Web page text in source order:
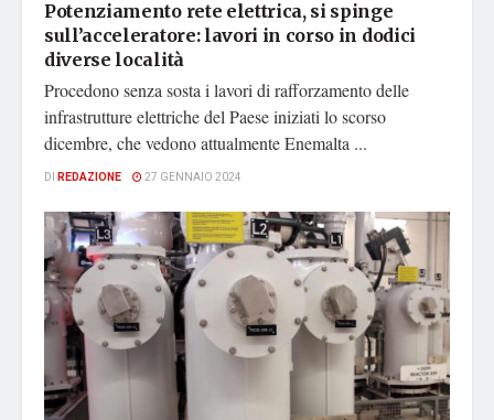
Potenziamento rete elettrica, si spinge
sull’acceleratore: lavori in corso in dodici
diverse località
Procedono senza sosta i lavori di rafforzamento delle
infrastrutture elettriche del Paese iniziati lo scorso
dicembre, che vedono attualmente Enemalta ...
DI REDAZIONE 27 GENNAIO 2024